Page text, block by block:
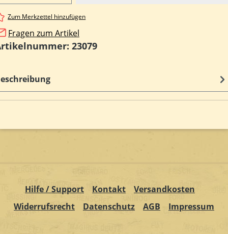
Zum Merkzettel hinzufügen
Fragen zum Artikel
23079
Hilfe / Support Kontakt
Versandkosten
Widerrufsrecht
Datenschutz AGB Impressum